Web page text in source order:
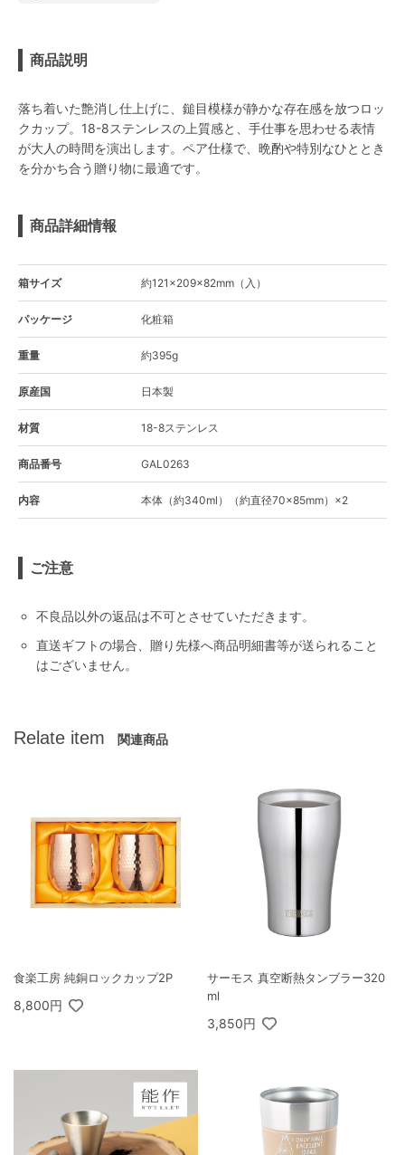
商品説明
落ち着いた艶消し仕上げに、鎚目模様が静かな存在感を放つロッ
クカップ。18-8ステンレスの上質感と、手仕事を思わせる表情
が大人の時間を演出します。ペア仕様で、晩酌や特別なひととき
を分かち合う贈り物に最適です。
商品詳細情報
箱サイズ 約121×209×82mm（入）
パッケージ 化粧箱
重量 約395g
原産国 日本製
材質 18-8ステンレス
商品番号 GAL0263
内容 本体（約340ml）（約直径70×85mm）×2
ご注意
不良品以外の返品は不可とさせていただきます。
直送ギフトの場合、贈り先様へ商品明細書等が送られること
はございません。
Relate item 関連商品
食楽工房 純銅ロックカップ2P
8,800円
サーモス 真空断熱タンブラー320
ml
3,850円